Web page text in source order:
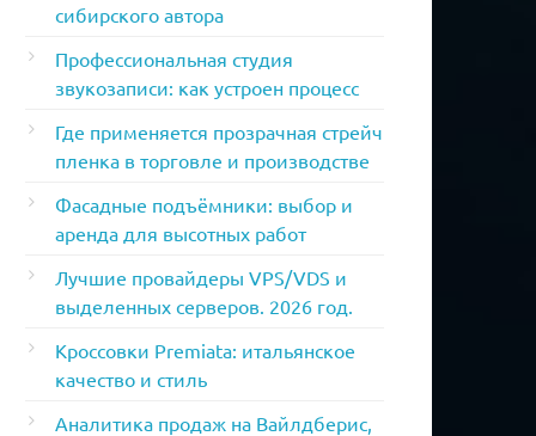
сибирского автора
Профессиональная студия
звукозаписи: как устроен процесс
Где применяется прозрачная стрейч
пленка в торговле и производстве
Фасадные подъёмники: выбор и
аренда для высотных работ
Лучшие провайдеры VPS/VDS и
выделенных серверов. 2026 год.
Кроссовки Premiata: итальянское
качество и стиль
Аналитика продаж на Вайлдберис,